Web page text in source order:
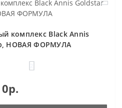
комплекс Black Annis
НОВАЯ ФОРМУЛА
0р.